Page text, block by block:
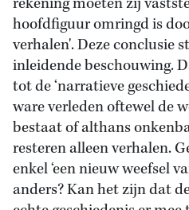
hoofdfiguur omringd is
verhalen'. Deze conclusie
inleidende beschouwing.
tot de ‘narratieve
ware verleden oftewel de
bestaat of althans
resteren alleen verhalen.
enkel ‘een nieuw weefsel
anders? Kan het zijn dat